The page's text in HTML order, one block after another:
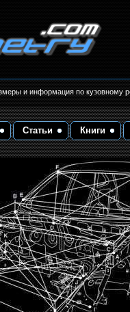
кузова
и информация по кузовному
Статьи Книги